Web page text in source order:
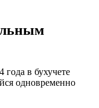
в бухучете
одновременно